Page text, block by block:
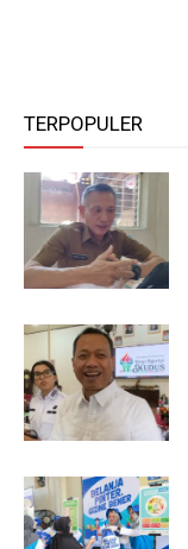
TERPOPULER